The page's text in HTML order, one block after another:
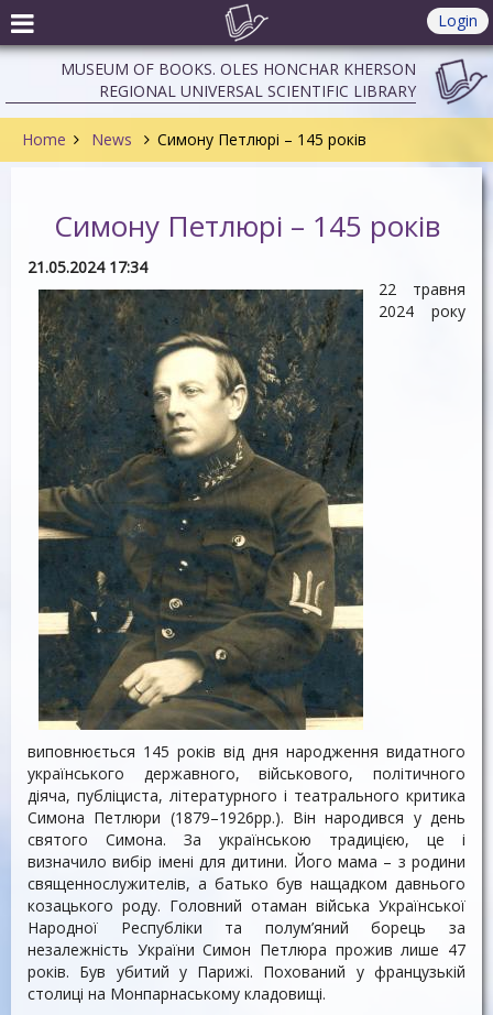
Login
MUSEUM OF BOOKS. OLES HONCHAR KHERSON
REGIONAL UNIVERSAL SCIENTIFIC LIBRARY
Home News Симону Петлюрі – 145 років
Симону Петлюрі – 145 років
21.05.2024 17:34
22 травня
2024 року
виповнюється 145 років від дня народження видатного
українського державного, військового, політичного
діяча, публіциста, літературного і театрального критика
Симона Петлюри (1879–1926рр.). Він народився у день
святого Симона. За українською традицією, це і
визначило вибір імені для дитини. Його мама – з родини
священнослужителів, а батько був нащадком давнього
козацького роду. Головний отаман війська Української
Народної Республіки та полум’яний борець за
незалежність України Симон Петлюра прожив лише 47
років. Був убитий у Парижі. Похований у французькій
столиці на Монпарнаському кладовищі.